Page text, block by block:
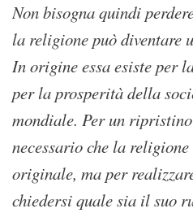
Non bisogna quindi
la religione può diventare
In origine essa esiste per
per la prosperità della
mondiale. Per un
necessario che la
originale, ma per
chiedersi quale sia il suo